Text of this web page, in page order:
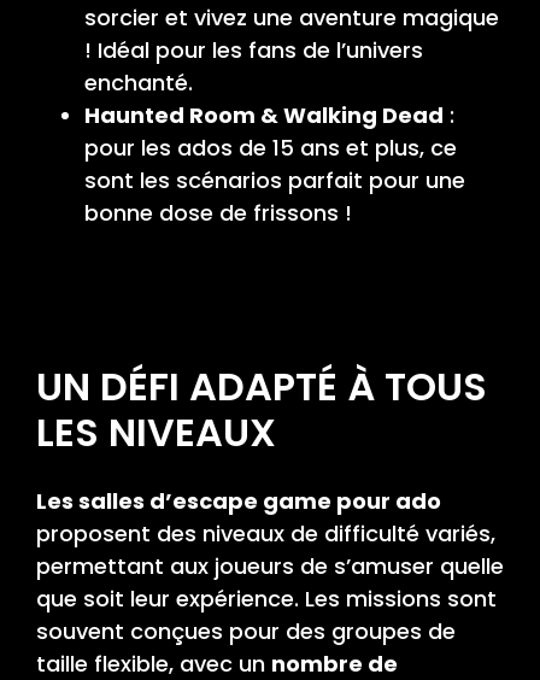
sorcier et vivez une aventure magique
! Idéal pour les fans de l’univers
enchanté.
Haunted Room & Walking Dead :
pour les ados de 15 ans et plus, ce
sont les scénarios parfait pour une
bonne dose de frissons !
UN DÉFI ADAPTÉ À TOUS
LES NIVEAUX
Les salles d’escape game pour ado
proposent des niveaux de difficulté variés,
permettant aux joueurs de s’amuser quelle
que soit leur expérience. Les missions sont
souvent conçues pour des groupes de
taille flexible, avec un nombre de